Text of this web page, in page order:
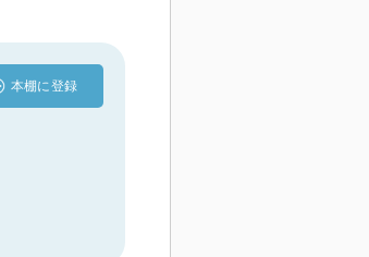
本棚に登録